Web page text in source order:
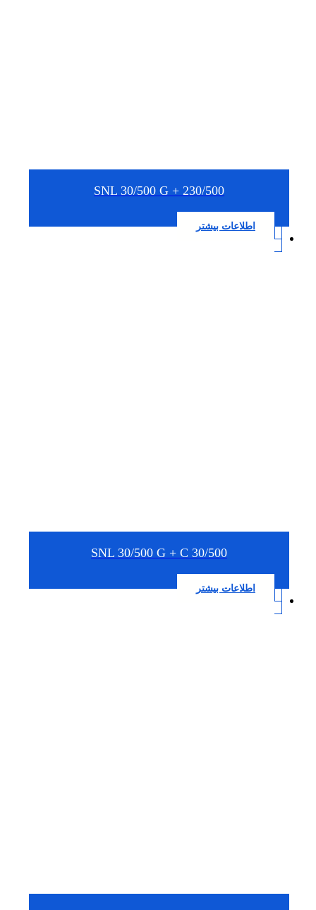
SNL 30/500 G + 230/500
اطلاعات بیشتر
SNL 30/500 G + C 30/500
اطلاعات بیشتر